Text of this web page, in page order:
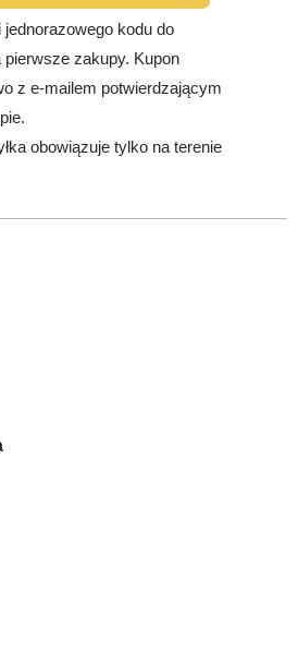
kodu do
zakupy. Kupon
z e-mailem potwierdzającym
obowiązuje tylko na terenie